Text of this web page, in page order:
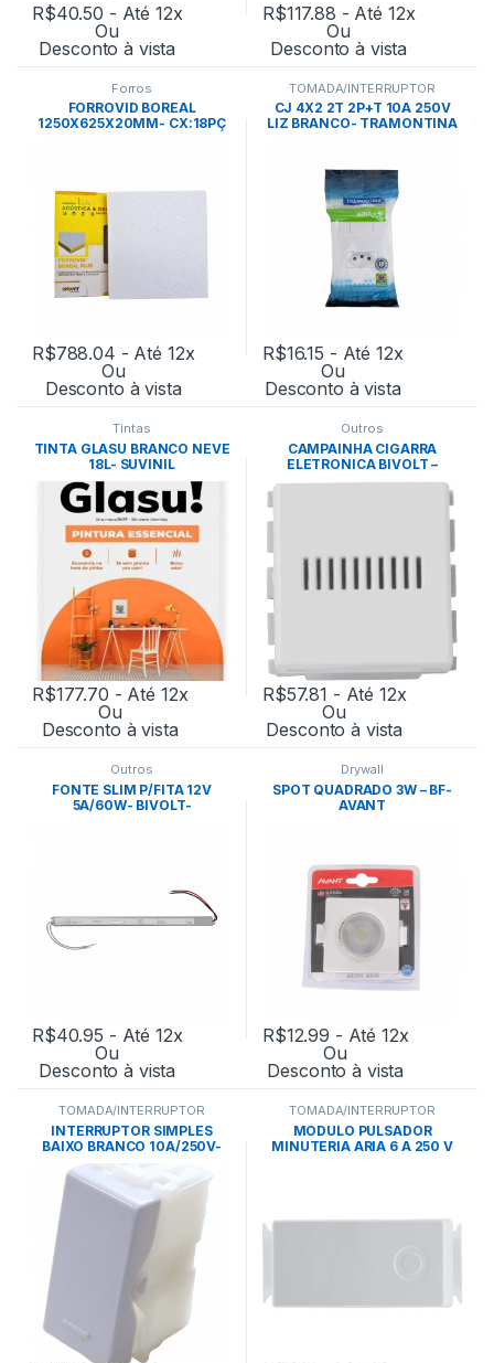
R$40.50 - Até 12x
Ou
Desconto à vista
R$117.88 - Até 12x
Ou
Desconto à vista
Forros
FORROVID BOREAL
1250X625X20MM- CX:18PÇ
R$788.04 - Até 12x
Ou
Desconto à vista
TOMADA/INTERRUPTOR
CJ 4X2 2T 2P+T 10A 250V
LIZ BRANCO- TRAMONTINA
R$16.15 - Até 12x
Ou
Desconto à vista
Tintas
TINTA GLASU BRANCO NEVE
18L- SUVINIL
R$177.70 - Até 12x
Ou
Desconto à vista
Outros
CAMPAINHA CIGARRA
ELETRONICA BIVOLT –
TRAMONTINA
R$57.81 - Até 12x
Ou
Desconto à vista
Outros
FONTE SLIM P/FITA 12V
5A/60W- BIVOLT-
R$40.95 - Até 12x
Ou
Desconto à vista
Drywall
SPOT QUADRADO 3W – BF-
AVANT
R$12.99 - Até 12x
Ou
Desconto à vista
TOMADA/INTERRUPTOR
INTERRUPTOR SIMPLES
BAIXO BRANCO 10A/250V-
TRAMONTINA
TOMADA/INTERRUPTOR
MÓDULO PULSADOR
MINUTERIA ARIA 6 A 250 V